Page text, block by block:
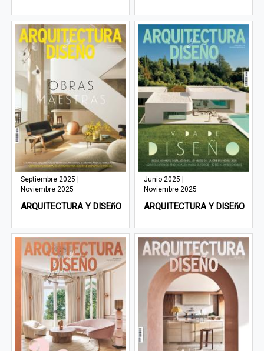
Septiembre 2025 |
Noviembre 2025
ARQUITECTURA Y DISEñO
Junio 2025 |
Noviembre 2025
ARQUITECTURA Y DISEñO